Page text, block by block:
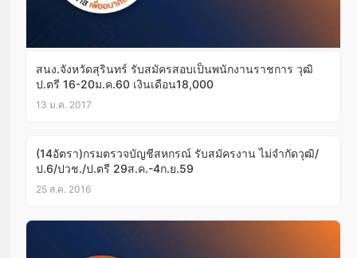
สนง.จังหวัดสุรินทร์ รับสมัครสอบเป็นพนักงานราชการ วุฒิ
ป.ตรี 16-20ม.ค.60 เงินเดือน18,000
13 ม.ค. 2017
(14อัตรา)กรมตรวจบัญชีสหกรณ์ รับสมัครงาน ไม่จำกัดวุฒิ/
ป.6/ปวช./ป.ตรี 29ส.ค.-4ก.ย.59
25 ส.ค. 2016